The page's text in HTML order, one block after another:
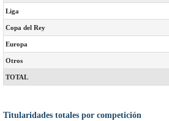
Liga
Copa del Rey
Europa
Otros
TOTAL
Titularidades totales por competición